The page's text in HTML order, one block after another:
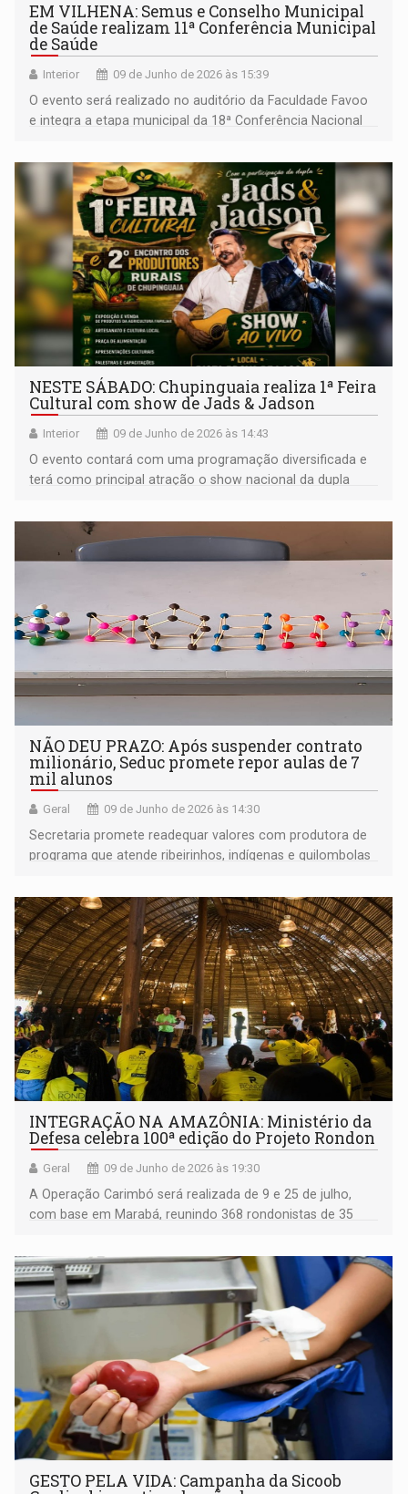
EM VILHENA: Semus e Conselho Municipal
de Saúde realizam 11ª Conferência Municipal
de Saúde
Interior 09 de Junho de 2026 às 15:39
O evento será realizado no auditório da Faculdade Favoo
e integra a etapa municipal da 18ª Conferência Nacional
NESTE SÁBADO: Chupinguaia realiza 1ª Feira
Cultural com show de Jads & Jadson
Interior 09 de Junho de 2026 às 14:43
O evento contará com uma programação diversificada e
terá como principal atração o show nacional da dupla
NÃO DEU PRAZO: Após suspender contrato
milionário, Seduc promete repor aulas de 7
mil alunos
Geral 09 de Junho de 2026 às 14:30
Secretaria promete readequar valores com produtora de
programa que atende ribeirinhos, indígenas e quilombolas
INTEGRAÇÃO NA AMAZÔNIA: Ministério da
Defesa celebra 100ª edição do Projeto Rondon
Geral 09 de Junho de 2026 às 19:30
A Operação Carimbó será realizada de 9 e 25 de julho,
com base em Marabá, reunindo 368 rondonistas de 35
GESTO PELA VIDA: Campanha da Sicoob